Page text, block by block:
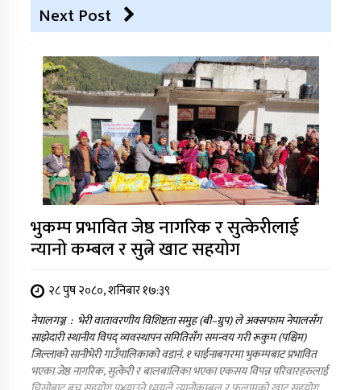
Next Post
भुकम्प प्रभावित जेष्ठ नागरिक र सुत्केरीलाई
न्यानो कम्बल र सुत्ने खाट सहयोग
२८ पुष २०८०, शनिबार १७:३९
नेपालगञ्ज : भेरी वातावरणीय विशिष्टता समुह (बी–ग्रुप) ले अक्सफाम नेपालसँग
साझेदारी स्थानीय विपद् व्यवस्थापन समितिसँग समन्वय गरी रूकुम (पश्चिम)
जिल्लाको सानीभेरी गाउँपालिकाको वडानं. १ चाईनाबगरमा भुकम्पबाट प्रभावित
भएका जेष्ठ नागरिक, सुत्केरी र बालबालिका भएका एकसय विपन्न परिवारहरुलाई